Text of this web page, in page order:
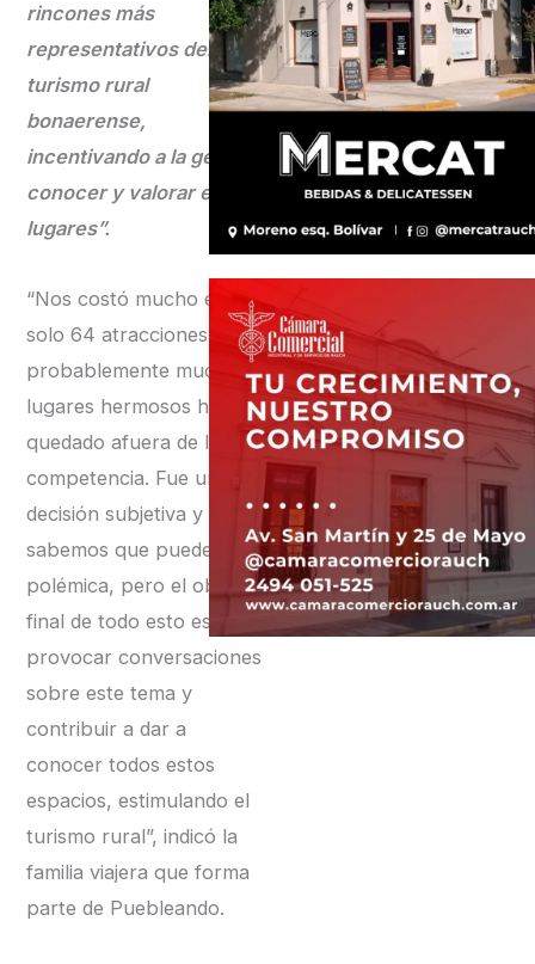
rincones más
representativos del
turismo rural
bonaerense,
incentivando a la gente a
conocer y valorar estos
lugares”.
“Nos costó mucho elegir
solo 64 atracciones y
probablemente muchos
lugares hermosos hayan
quedado afuera de la
competencia. Fue una
decisión subjetiva y
sabemos que puede traer
polémica, pero el objetivo
final de todo esto es
provocar conversaciones
sobre este tema y
contribuir a dar a
conocer todos estos
espacios, estimulando el
turismo rural”, indicó la
familia viajera que forma
parte de Puebleando.